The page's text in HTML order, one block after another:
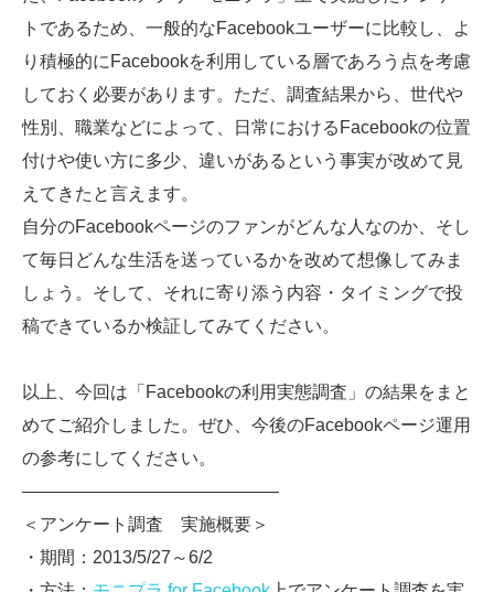
トであるため、一般的なFacebookユーザーに比較し、よ
り積極的にFacebookを利用している層であろう点を考慮
しておく必要があります。ただ、調査結果から、世代や
性別、職業などによって、日常におけるFacebookの位置
付けや使い方に多少、違いがあるという事実が改めて見
えてきたと言えます。
自分のFacebookページのファンがどんな人なのか、そし
て毎日どんな生活を送っているかを改めて想像してみま
しょう。そして、それに寄り添う内容・タイミングで投
稿できているか検証してみてください。
以上、今回は「Facebookの利用実態調査」の結果をまと
めてご紹介しました。ぜひ、今後のFacebookページ運用
の参考にしてください。
——————————————–
＜アンケート調査 実施概要＞
・期間：2013/5/27～6/2